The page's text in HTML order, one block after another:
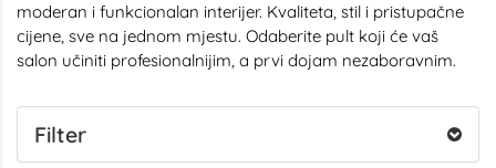
moderan i funkcionalan interijer. Kvaliteta, stil i pristupačne
cijene, sve na jednom mjestu. Odaberite pult koji će vaš
salon učiniti profesionalnijim, a prvi dojam nezaboravnim.
Filter